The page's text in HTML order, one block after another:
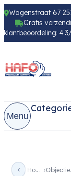
Wagenstraat 67
Gratis
klantbeoordeling:
Menu
Home